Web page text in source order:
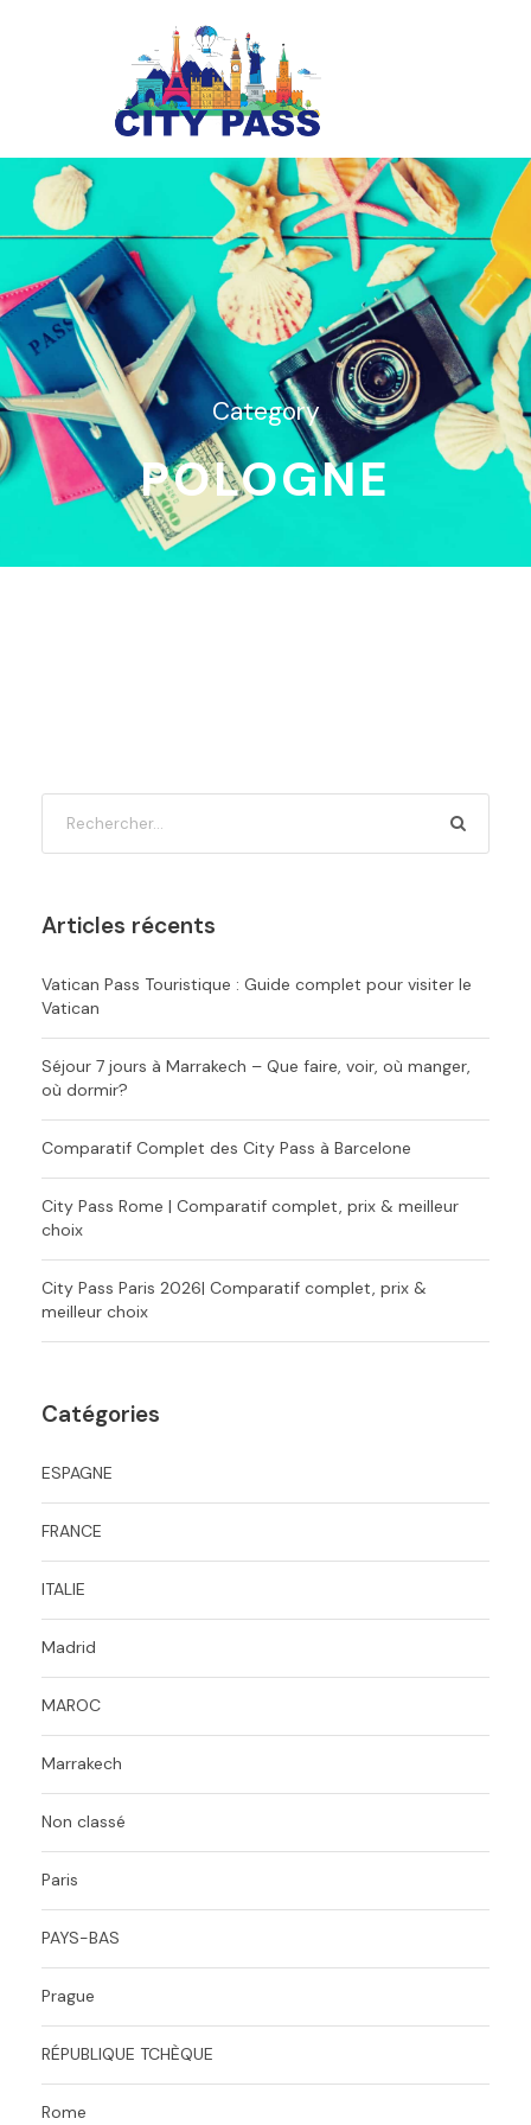
Category
POLOGNE
Articles récents
Vatican Pass Touristique : Guide complet pour visiter le
Vatican
Séjour 7 jours à Marrakech – Que faire, voir, où manger,
où dormir?
Comparatif Complet des City Pass à Barcelone
City Pass Rome | Comparatif complet, prix & meilleur
choix
City Pass Paris 2026| Comparatif complet, prix &
meilleur choix
Catégories
ESPAGNE
FRANCE
ITALIE
Madrid
MAROC
Marrakech
Non classé
Paris
PAYS-BAS
Prague
RÉPUBLIQUE TCHÈQUE
Rome